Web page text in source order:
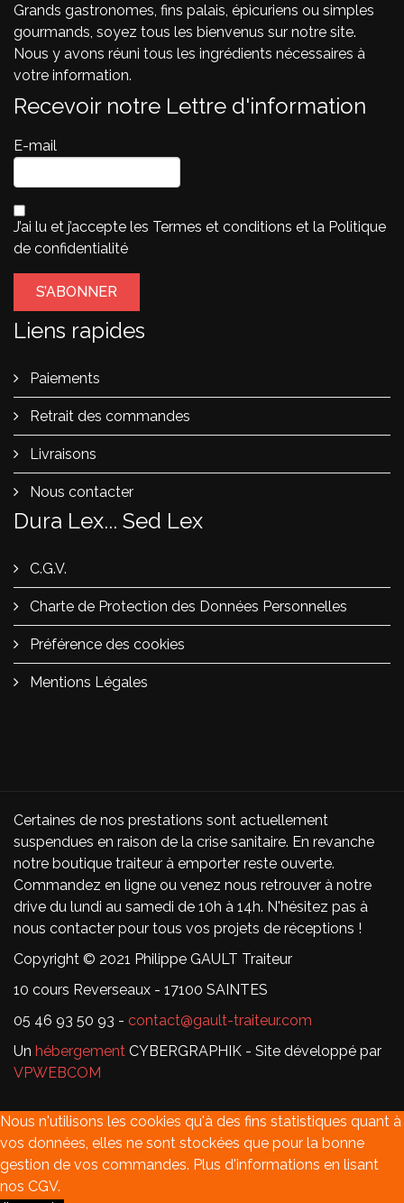
Grands gastronomes, fins palais, épicuriens ou simples
gourmands, soyez tous les bienvenus sur notre site.
Nous y avons réuni tous les ingrédients nécessaires à
votre information.
Recevoir notre Lettre d'information
E-mail
J’ai lu et j’accepte les Termes et conditions et la Politique
de confidentialité
Liens rapides
Paiements
Retrait des commandes
Livraisons
Nous contacter
Dura Lex... Sed Lex
C.G.V.
Charte de Protection des Données Personnelles
Préférence des cookies
Mentions Légales
Certaines de nos prestations sont actuellement
suspendues en raison de la crise sanitaire. En revanche
notre boutique traiteur à emporter reste ouverte.
Commandez en ligne ou venez nous retrouver à notre
drive du lundi au samedi de 10h à 14h. N'hésitez pas à
nous contacter pour tous vos projets de réceptions !
Copyright © 2021 Philippe GAULT Traiteur
10 cours Reverseaux - 17100 SAINTES
05 46 93 50 93 - contact@gault-traiteur.com
Un hébergement CYBERGRAPHIK - Site développé par
VPWEBCOM
Nous n'utilisons les cookies qu'à des fins statistiques quant à
vos données, elles ne sont stockées que pour la bonne
gestion de vos commandes. Plus d'informations en lisant
nos CGV.